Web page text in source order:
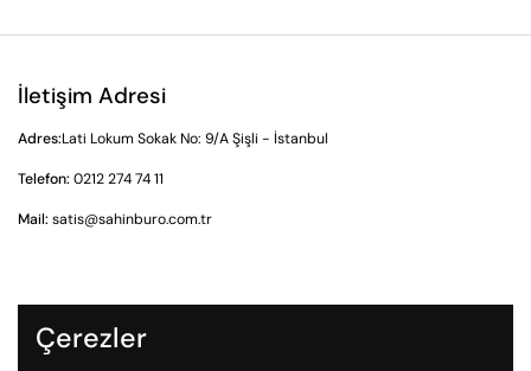
İletişim Adresi
Adres:Lati Lokum Sokak No: 9/A Şişli - İstanbul
Telefon: 0212 274 74 11
Mail: satis@sahinburo.com.tr
İade ve İptal Prosedürü
Çerezler